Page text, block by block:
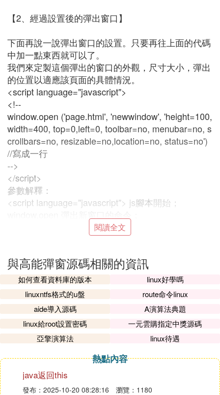
【2、經過設置後的彈出窗口】
下面再說一說彈出窗口的設置。只要再往上面的代碼
中加一點東西就可以了。
我們來定製這個彈出的窗口的外觀，尺寸大小，彈出
的位置以適應該頁面的具體情況。
<script language="javascript">
<!--
window.open ('page.html', 'newwindow', 'height=100,
width=400, top=0,left=0, toolbar=no, menubar=no, s
crollbars=no, resizable=no,location=no, status=no')
//寫成一行
-->
</script>
參數解釋：
<script language="javascript"> js腳本開始；
'page.html' 彈出窗口的文件名；
'newwindow' 彈出窗口的名字（不是文件名），非必
height=100 窗口高度；
width=400 窗口寬度；
top=0 窗口距離屏幕上方的象素值；
left=0 窗口距離屏幕左側的象素值；
toolbar=no 是否顯示工具欄，yes為顯示；
menubar，scrollbars 表示菜單欄和滾動欄。
resizable=no 是否允許改變窗口大小，yes為允許；
status=no 是否顯示狀態欄內的信息（通常是文件已
經打開），yes為允許；
</script> js腳本結束
閱讀全文
與高能彈窗源碼相關的資訊
如何查看資料庫的版本
linux好學嗎
linuxntfs格式的u盤
route命令linux
aide導入源碼
A演算法典題
linux給root設置密碼
一元雲購指定中獎源碼
亞擎演算法
linux待遇
熱點內容
java返回this
發布：2025-10-20 08:28:16 瀏覽：1180